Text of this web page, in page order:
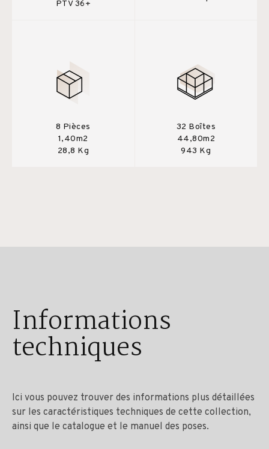
PTV 36+
8 Pièces
1,40m2
28,8 Kg
32 Boîtes
44,80m2
943 Kg
Informations
techniques
Ici vous pouvez trouver des informations plus détaillées
sur les caractéristiques techniques de cette collection,
ainsi que le catalogue et le manuel des poses.